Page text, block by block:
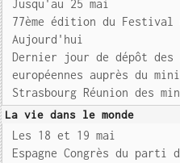
Jusqu'au 25 mai
77ème édition du Festival
Aujourd'hui
Dernier jour de dépôt
européennes auprès du
Strasbourg Réunion des
La vie dans le monde
Les 18 et 19 mai
Espagne Congrès du parti